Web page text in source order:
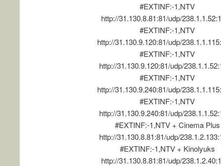
#EXTINF:-1,NTV
http://31.130.8.81:81/udp/
#EXTINF:-1,NTV
http://31.130.9.120:81/udp/
#EXTINF:-1,NTV
http://31.130.9.120:81/udp/
#EXTINF:-1,NTV
http://31.130.9.240:81/udp/
#EXTINF:-1,NTV
http://31.130.9.240:81/udp/
#EXTINF:-1,NTV + Cinema Plus
http://31.130.8.81:81/udp/
#EXTINF:-1,NTV + Kinolyuks
http://31.130.8.81:81/udp/